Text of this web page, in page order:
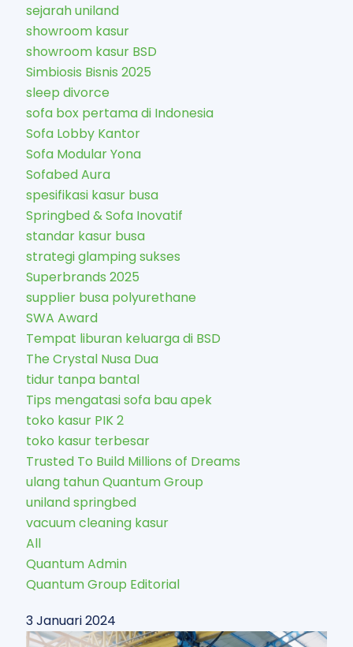
sejarah uniland
showroom kasur
showroom kasur BSD
Simbiosis Bisnis 2025
sleep divorce
sofa box pertama di Indonesia
Sofa Lobby Kantor
Sofa Modular Yona
Sofabed Aura
spesifikasi kasur busa
Springbed & Sofa Inovatif
standar kasur busa
strategi glamping sukses
Superbrands 2025
supplier busa polyurethane
SWA Award
Tempat liburan keluarga di BSD
The Crystal Nusa Dua
tidur tanpa bantal
Tips mengatasi sofa bau apek
toko kasur PIK 2
toko kasur terbesar
Trusted To Build Millions of Dreams
ulang tahun Quantum Group
uniland springbed
vacuum cleaning kasur
All
Quantum Admin
Quantum Group Editorial
3 Januari 2024